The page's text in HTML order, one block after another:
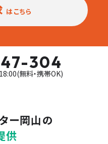
はこちら
304
無料・携帯OK)
ー岡山の
供